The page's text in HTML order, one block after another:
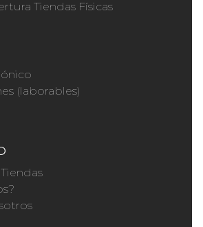
Tiendas Físicas
(laborables)